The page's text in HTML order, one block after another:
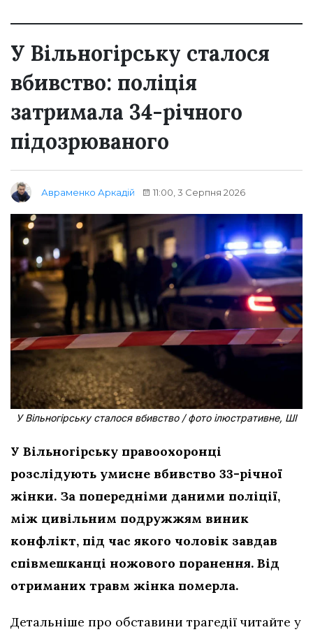
У Вільногірську сталося
вбивство: поліція
затримала 34-річного
підозрюваного
Авраменко Аркадій 11:00, 3 Серпня 2026
У Вільногірську сталося вбивство / фото ілюстративне, ШІ
У Вільногірську правоохоронці
розслідують умисне вбивство 33-річної
жінки. За попередніми даними поліції,
між цивільним подружжям виник
конфлікт, під час якого чоловік завдав
співмешканці ножового поранення. Від
отриманих травм жінка померла.
Детальніше про обставини трагедії читайте у